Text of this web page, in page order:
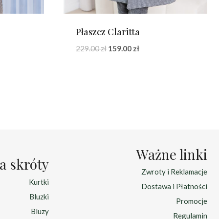
Płaszcz Claritta
229.00zł Pierwotna
159.00 złAktualna
skróty
Kurtki
Bluzki
Bluzy
Ważne linki
Zwroty i Reklamacje
Dostawa i Płatności
Promocje
Regulamin